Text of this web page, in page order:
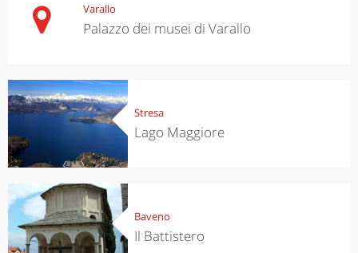
Varallo
Palazzo dei musei di Varallo
Stresa
Lago Maggiore
Baveno
Il Battistero